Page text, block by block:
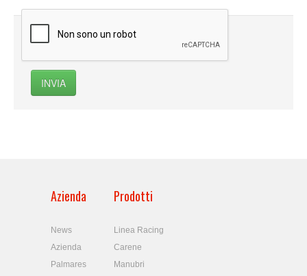
INVIA
Azienda
News
Azienda
Palmares
Prodotti
Linea Racing
Carene
Manubri